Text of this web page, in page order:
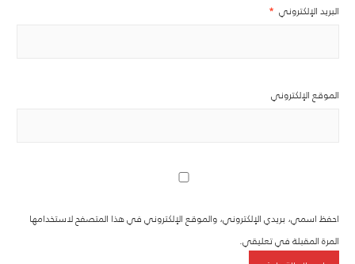
البريد الإلكتروني *
الموقع الإلكتروني
احفظ اسمي، بريدي الإلكتروني، والموقع الإلكتروني في هذا المتصفح لاستخدامها
المرة المقبلة في تعليقي.